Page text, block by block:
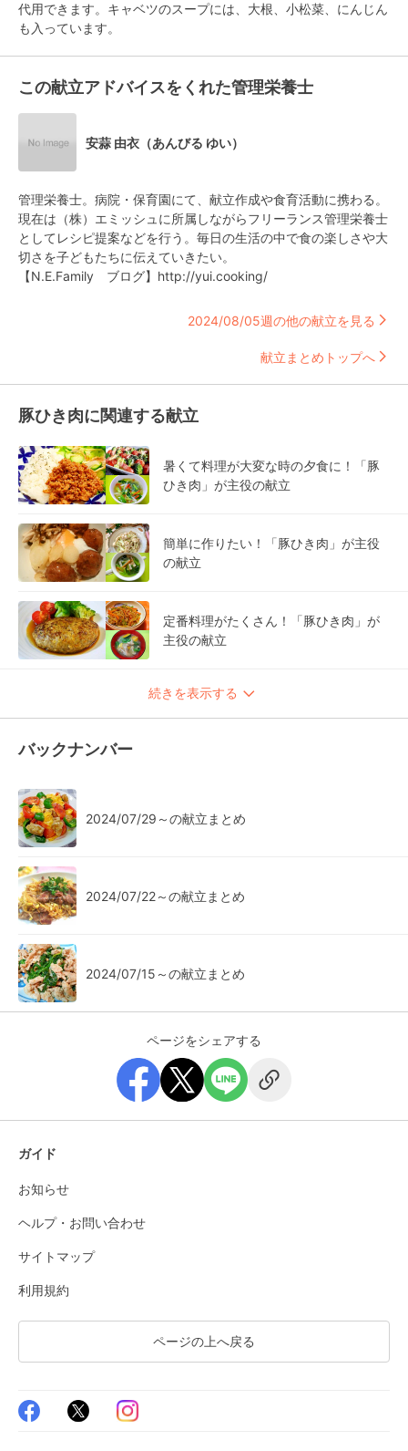
代用できます。キャベツのスープには、大根、小松菜、にんじん
も入っています。
この献立アドバイスをくれた管理栄養士
安蒜 由衣（あんびる ゆい）
管理栄養士。病院・保育園にて、献立作成や食育活動に携わる。
現在は（株）エミッシュに所属しながらフリーランス管理栄養士
としてレシピ提案などを行う。毎日の生活の中で食の楽しさや大
切さを子どもたちに伝えていきたい。
【N.E.Family ブログ】http://yui.cooking/
2024/08/05週の他の献立を見る
献立まとめトップへ
豚ひき肉に関連する献立
暑くて料理が大変な時の夕食に！「豚
ひき肉」が主役の献立
簡単に作りたい！「豚ひき肉」が主役
の献立
定番料理がたくさん！「豚ひき肉」が
主役の献立
続きを表示する
バックナンバー
2024/07/29～の献立まとめ
2024/07/22～の献立まとめ
2024/07/15～の献立まとめ
ページをシェアする
ガイド
お知らせ
ヘルプ・お問い合わせ
サイトマップ
利用規約
ページの上へ戻る